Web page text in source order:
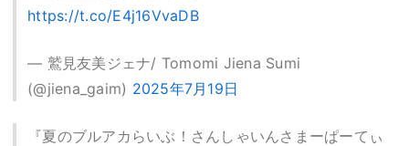
https://t.co/E4j16VvaDB
— 鷲見友美ジェナ/ Tomomi Jiena Sumi
(@jiena_gaim) 2025年7月19日
『夏のブルアカらいぶ！さんしゃいんさまーぱーてぃ